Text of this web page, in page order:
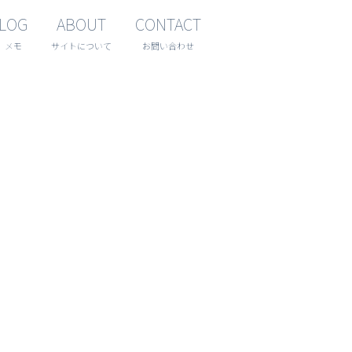
メモ
ABOUT
サイトについて
CONTACT
お問い合わせ